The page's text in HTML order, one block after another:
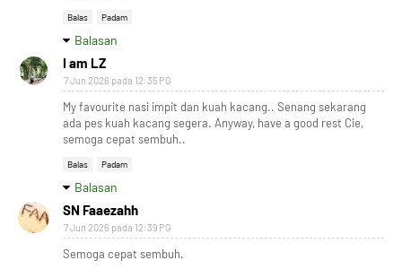
Balas Padam
Balasan
I am LZ
7 Jun 2026 pada 12:35 PG
My favourite nasi impit dan kuah kacang.. Senang sekarang
ada pes kuah kacang segera. Anyway, have a good rest Cie,
semoga cepat sembuh..
Balas Padam
Balasan
SN Faaezahh
7 Jun 2026 pada 12:39 PG
Semoga cepat sembuh.